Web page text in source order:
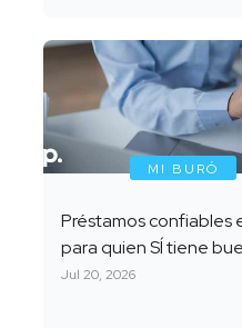
MI BURÓ
Préstamos confiables
para quien SÍ tiene
Jul 20, 2026